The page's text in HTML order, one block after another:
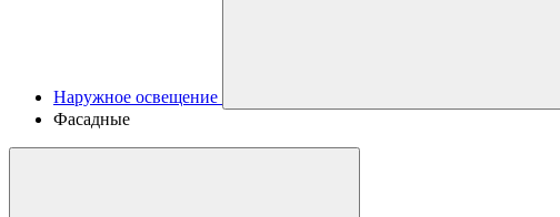
Наружное освещение
Фасадные